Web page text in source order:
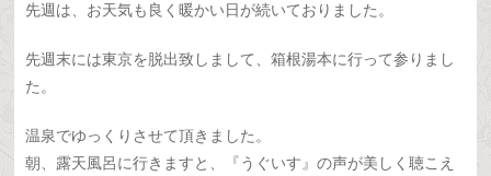
先週は、お天気も良く暖かい日が続いておりました。
先週末には東京を脱出致しまして、箱根湯本に行って参りまし
た。
温泉でゆっくりさせて頂きました。
朝、露天風呂に行きますと、『うぐいす』の声が美しく聴こえ